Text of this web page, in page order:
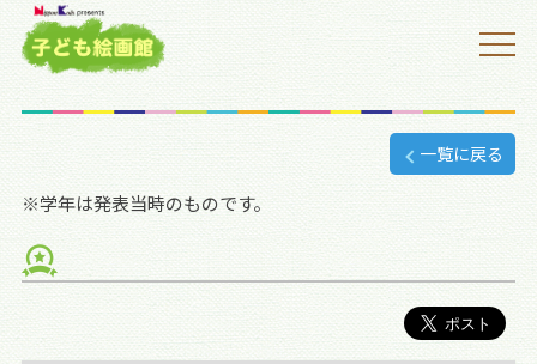
一覧に戻る
※学年は発表当時のものです。